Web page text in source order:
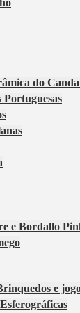
do
Portuguesas
e Bordallo
e